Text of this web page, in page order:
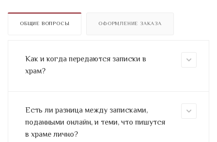
ОБЩИЕ ВОПРОСЫ ОФОРМЛЕНИЕ ЗАКАЗА
Как и когда передаются записки в
храм?
Есть ли разница между записками,
поданными онлайн, и теми, что пишутся
в храме лично?